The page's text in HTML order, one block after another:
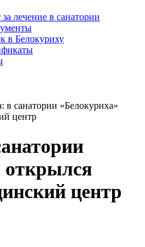
лечение в санатории
в Белокуриху
в санатории «Белокуриха»
центр
открылся
центр